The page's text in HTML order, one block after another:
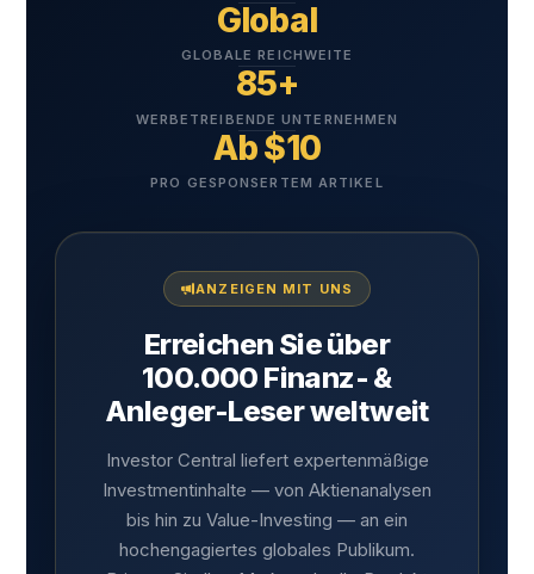
Global
GLOBALE REICHWEITE
85+
WERBETREIBENDE UNTERNEHMEN
Ab $10
PRO GESPONSERTEM ARTIKEL
ANZEIGEN MIT UNS
Erreichen Sie über
100.000 Finanz- &
Anleger-Leser weltweit
Investor Central liefert expertenmäßige
Investmentinhalte — von Aktienanalysen
bis hin zu Value-Investing — an ein
hochengagiertes globales Publikum.